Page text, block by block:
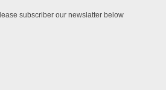
subscriber our newslatter below